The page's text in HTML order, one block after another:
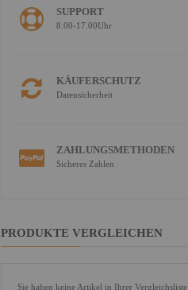
SUPPORT
8.00-17.00Uhr
KÄUFERSCHUTZ
Datensicherheit
ZAHLUNGSMETHODEN
Sicheres Zahlen
PRODUKTE VERGLEICHEN
Sie haben keine Artikel in Ihrer Vergleichsliste